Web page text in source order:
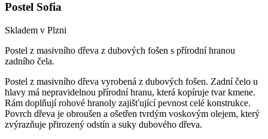
Postel Sofia
Skladem v Plzni
Postel z masivního dřeva z dubových fošen s přírodní hranou
zadního čela.
Postel z masivního dřeva vyrobená z dubových fošen. Zadní čelo u
hlavy má nepravidelnou přírodní hranu, která kopíruje tvar kmene.
Rám doplňují rohové hranoly zajišťující pevnost celé konstrukce.
Povrch dřeva je obroušen a ošetřen tvrdým voskovým olejem, který
zvýrazňuje přirozený odstín a suky dubového dřeva.